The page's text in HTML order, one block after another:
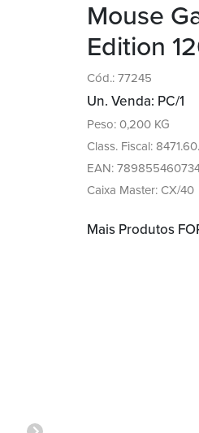
Mouse
Edition
Cód.: 77245
Un. Venda: PC/1
Peso: 0,200 KG
Class. Fiscal:
EAN:
Caixa Master: CX/40
Mais Produtos